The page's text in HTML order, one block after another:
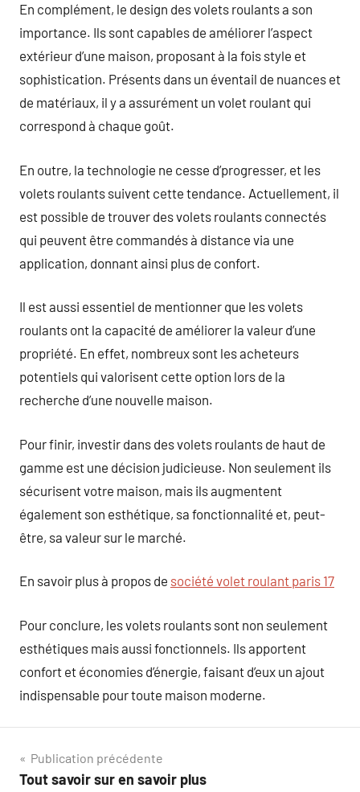
En complément, le design des volets roulants a son
importance. Ils sont capables de améliorer l’aspect
extérieur d’une maison, proposant à la fois style et
sophistication. Présents dans un éventail de nuances et
de matériaux, il y a assurément un volet roulant qui
correspond à chaque goût.
En outre, la technologie ne cesse d’progresser, et les
volets roulants suivent cette tendance. Actuellement, il
est possible de trouver des volets roulants connectés
qui peuvent être commandés à distance via une
application, donnant ainsi plus de confort.
Il est aussi essentiel de mentionner que les volets
roulants ont la capacité de améliorer la valeur d’une
propriété. En effet, nombreux sont les acheteurs
potentiels qui valorisent cette option lors de la
recherche d’une nouvelle maison.
Pour finir, investir dans des volets roulants de haut de
gamme est une décision judicieuse. Non seulement ils
sécurisent votre maison, mais ils augmentent
également son esthétique, sa fonctionnalité et, peut-
être, sa valeur sur le marché.
En savoir plus à propos de société volet roulant paris 17
Pour conclure, les volets roulants sont non seulement
esthétiques mais aussi fonctionnels. Ils apportent
confort et économies d’énergie, faisant d’eux un ajout
indispensable pour toute maison moderne.
Navigation
Publication précédente
Tout savoir sur en savoir plus